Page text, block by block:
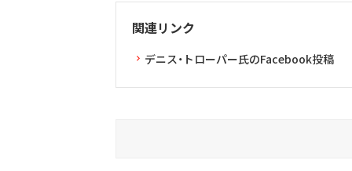
関連リンク
デニス・トローパー氏のFacebook投稿